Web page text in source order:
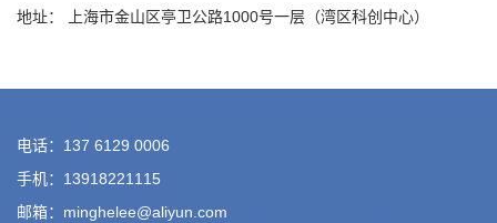
地址： 上海市金山区亭卫公路1000号一层（湾区科创中心）
电话：137 6129 0006
手机：13918221115
邮箱：minghelee@aliyun.com